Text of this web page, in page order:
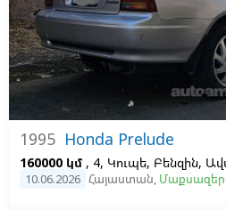
1995 Honda Prelude
160000 կմ , 4, Կուպե, Բենզին,
10.06.2026 Հայաստան,